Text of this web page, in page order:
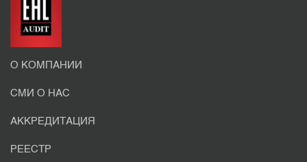
О КОМПАНИИ
СМИ О НАС
АККРЕДИТАЦИЯ
РЕЕСТР